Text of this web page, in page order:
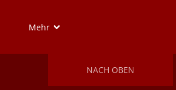
Mehr
NACH OBEN